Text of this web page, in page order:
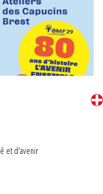
et d'avenir